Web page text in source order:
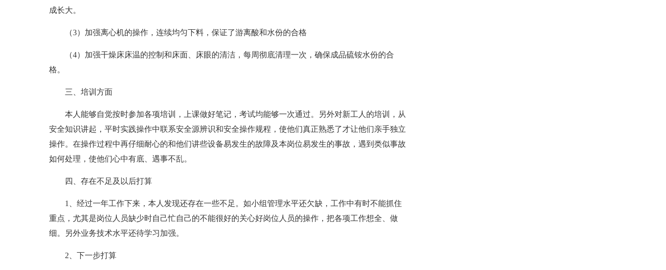
成长大。
（3）加强离心机的操作，连续均匀下料，保证了游离酸和水份的合格
（4）加强干燥床床温的控制和床面、床眼的清洁，每周彻底清理一次，确保成品硫铵水份的合
格。
三、培训方面
本人能够自觉按时参加各项培训，上课做好笔记，考试均能够一次通过。另外对新工人的培训，从
安全知识讲起，平时实践操作中联系安全源辨识和安全操作规程，使他们真正熟悉了才让他们亲手独立
操作。在操作过程中再仔细耐心的和他们讲些设备易发生的故障及本岗位易发生的事故，遇到类似事故
如何处理，使他们心中有底、遇事不乱。
四、存在不足及以后打算
1、经过一年工作下来，本人发现还存在一些不足。如小组管理水平还欠缺，工作中有时不能抓住
重点，尤其是岗位人员缺少时自己忙自己的不能很好的关心好岗位人员的操作，把各项工作想全、做
细。另外业务技术水平还待学习加强。
2、下一步打算